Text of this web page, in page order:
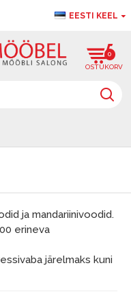
EESTI KEEL
0
ja mandariinivoodid.
erineva
järelmaks kuni